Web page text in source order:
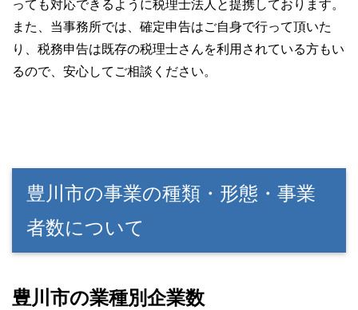
っても対応できるように税理士法人と提携しております。
また、当事務所では、確定申告はご自身で行って頂いた
り、税務申告は既存の税理士さんを利用されている方もい
るので、安心してご相談ください。
豊川市の事業の種類・形態・事業
者数について
豊川市の業種別企業数